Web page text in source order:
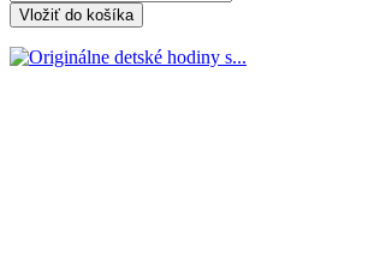
Vložiť do košíka